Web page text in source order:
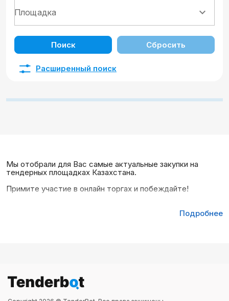
Поиск Сбросить
Расширенный поиск
Мы отобрали для Вас самые актуальные закупки на
тендерных площадках Казахстана.
Примите участие в онлайн торгах и побеждайте!
Подробнее